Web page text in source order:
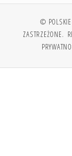
© POLSKIE
ZASTRZEŻONE.